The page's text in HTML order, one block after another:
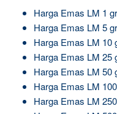
Harga Emas LM 1
Harga Emas LM 5
Harga Emas LM 10
Harga Emas LM 25
Harga Emas LM 50
Harga Emas LM
Harga Emas LM